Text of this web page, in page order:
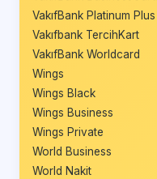
VakıfBank Platinum Plus
Vakıfbank TercihKart
VakıfBank Worldcard
Wings
Wings Black
Wings Business
Wings Private
World Business
World Nakit